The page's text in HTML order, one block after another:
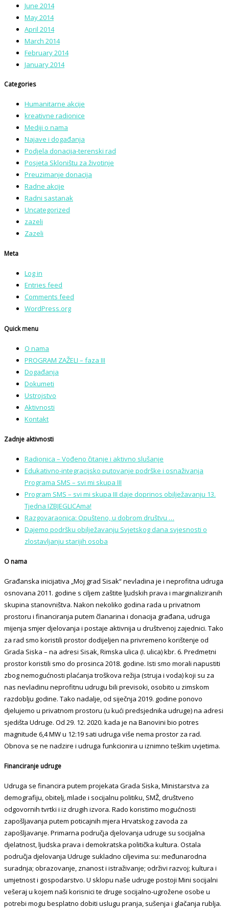
June 2014
May 2014
April 2014
March 2014
February 2014
January 2014
Categories
Humanitarne akcije
kreativne radionice
Mediji o nama
Najave i događanja
Podjela donacija-terenski rad
Posjeta Skloništu za životinje
Preuzimanje donacija
Radne akcije
Radni sastanak
Uncategorized
zazeli
Zazeli
Meta
Log in
Entries feed
Comments feed
WordPress.org
Quick menu
O nama
PROGRAM ZAŽELI – faza III
Događanja
Dokumeti
Ustrojstvo
Aktivnosti
Kontakt
Zadnje aktivnosti
Radionica – Vođeno čitanje i aktivno slušanje
Edukativno-integracijsko putovanje podrške i osnaživanja
Programa SMS – svi mi skupa III
Program SMS – svi mi skupa III daje doprinos obilježavanju 13.
Tjedna IZBJEGLICAma!
Razgovaraonica: Opušteno, u dobrom društvu …
Dajemo podršku obilježavanju Svjetskog dana svjesnosti o
zlostavljanju starijih osoba
O nama
Građanska inicijativa „Moj grad Sisak“ nevladina je i neprofitna udruga
osnovana 2011. godine s ciljem zaštite ljudskih prava i marginaliziranih
skupina stanovništva. Nakon nekoliko godina rada u privatnom
prostoru i financiranja putem članarina i donacija građana, udruga
mijenja smjer djelovanja i postaje aktivnija u društvenoj zajednici. Tako
za rad smo koristili prostor dodijeljen na privremeno korištenje od
Grada Siska – na adresi Sisak, Rimska ulica (I. ulica) kbr. 6. Predmetni
prostor koristili smo do prosinca 2018. godine. Isti smo morali napustiti
zbog nemogućnosti plaćanja troškova režija (struja i voda) koji su za
nas nevladinu neprofitnu udrugu bili previsoki, osobito u zimskom
razdoblju godine. Tako nadalje, od siječnja 2019. godine ponovo
djelujemo u privatnom prostoru (u kući predsjednika udruge) na adresi
sjedišta Udruge. Od 29. 12. 2020. kada je na Banovini bio potres
magnitude 6,4 MW u 12:19 sati udruga više nema prostor za rad.
Obnova se ne nadzire i udruga funkcionira u iznimno teškim uvjetima.
Financiranje udruge
Udruga se financira putem projekata Grada Siska, Ministarstva za
demografiju, obitelj, mlade i socijalnu politiku, SMŽ, društveno
odgovornih tvrtki i iz drugih izvora. Rado koristimo mogućnosti
zapošljavanja putem poticajnih mjera Hrvatskog zavoda za
zapošljavanje. Primarna područja djelovanja udruge su socijalna
djelatnost, ljudska prava i demokratska politička kultura. Ostala
područja djelovanja Udruge sukladno ciljevima su: međunarodna
suradnja; obrazovanje, znanost i istraživanje; održivi razvoj; kultura i
umjetnost i gospodarstvo. U sklopu naše udruge postoji Mini socijalni
vešeraj u kojem naši korisnici te druge socijalno-ugrožene osobe u
potrebi mogu besplatno dobiti uslugu pranja, sušenja i glačanja rublja.